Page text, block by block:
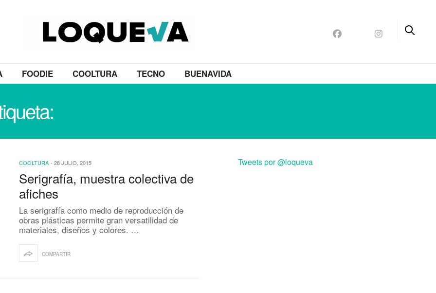
FOODIE COOLTURA TECNO BUENAVIDA
COOLTURA - 28 JULIO, 2015
Serigrafía, muestra colectiva de
afiches
La serigrafía como medio de reproducción de
obras plásticas permite gran versatilidad de
materiales, diseños y colores. …
COMPARTIR
Tweets por @loqueva